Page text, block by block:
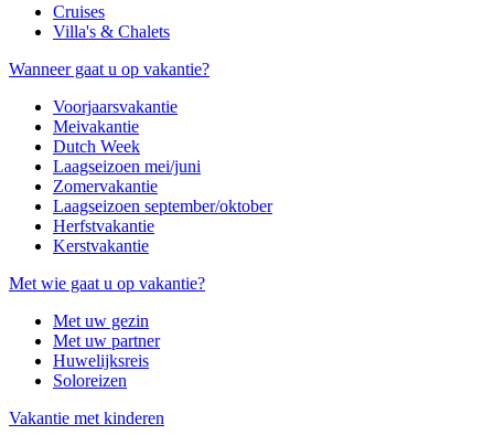
Cruises
Villa's & Chalets
Wanneer gaat u op vakantie?
Voorjaarsvakantie
Meivakantie
Dutch Week
Laagseizoen mei/juni
Zomervakantie
Laagseizoen september/oktober
Herfstvakantie
Kerstvakantie
Met wie gaat u op vakantie?
Met uw gezin
Met uw partner
Huwelijksreis
Soloreizen
Vakantie met kinderen